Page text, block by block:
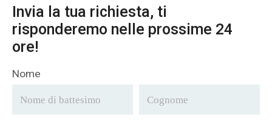
Invia la tua richiesta, ti
risponderemo nelle prossime 24
ore!
Nome